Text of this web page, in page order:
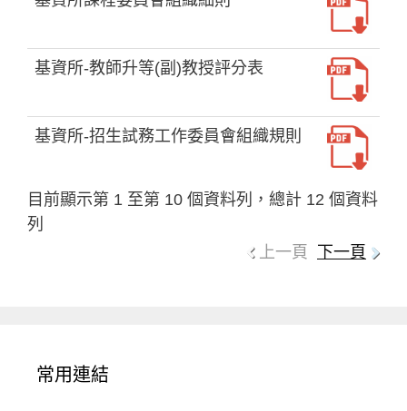
基資所-教師升等(副)教授評分表
基資所-招生試務工作委員會組織規則
目前顯示第 1 至第 10 個資料列，總計 12 個資料
列
上一頁
下一頁
常用連結